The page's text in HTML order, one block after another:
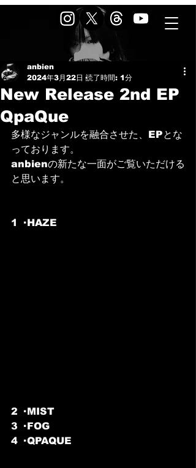
New Release 2nd EP
QpaQue
anbien
2024年3月22日 読了時間: 1分
多様なジャンルを融合させた、EPとな
っております。
anbienの新たな一面がご覧いただける
と思います。
1 · HAZE
2 · MIST
3 · FOG
4 · QPAQUE